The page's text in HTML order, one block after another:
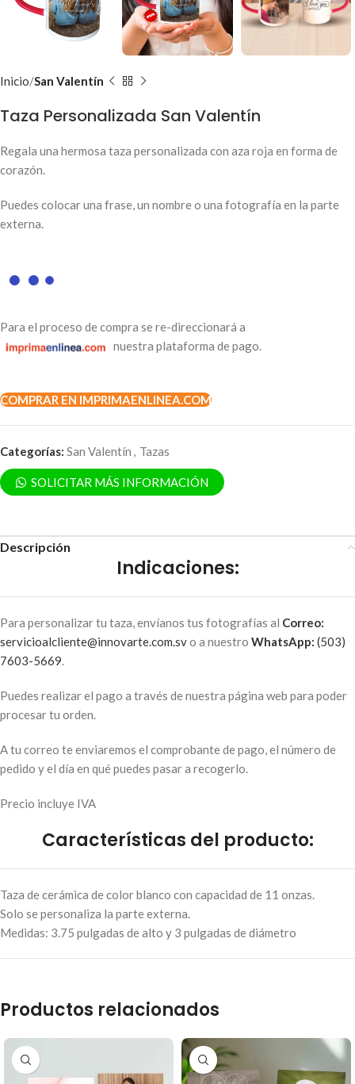
Inicio San Valentín
Taza Personalizada San Valentín
Regala una hermosa taza personalizada con aza roja en forma de
corazón.
Puedes colocar una frase, un nombre o una fotografía en la parte
externa.
Para el proceso de compra se re-direccionará a
nuestra plataforma de pago.
COMPRAR EN IMPRIMAENLINEA.COM
Categorías: San Valentín , Tazas
SOLICITAR MÁS INFORMACIÓN
Descripción
Indicaciones:
Para personalizar tu taza, envíanos tus fotografías al Correo:
servicioalcliente@innovarte.com.svo a nuestro WhatsApp: (503)
7603-5669.
Puedes realizar el pago a través de nuestra página web para poder
procesar tu orden.
A tu correo te enviaremos el comprobante de pago, el número de
pedido y el día en qué puedes pasar a recogerlo.
Precio incluye IVA
Características del producto:
Taza de cerámica de color blanco con capacidad de 11 onzas.
Solo se personaliza la parte externa.
Medidas: 3.75 pulgadas de alto y 3 pulgadas de diámetro
Productos relacionados